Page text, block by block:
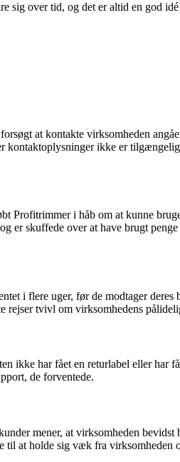
over tid, og det er altid en god idé
at kontakte virksomheden
kontaktoplysninger ikke er
i håb om at kunne
er skuffede over at have brugt
i flere uger, før de modtager
rejser tvivl om virksomhedens
ikke har fået en returlabel eller har
de forventede.
mener, at virksomheden bevidst
at holde sig væk fra virksomheden